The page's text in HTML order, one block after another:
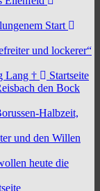
Start
und lockerer“
Lang †
Startseite
den Bock
Halbzeit,
und den Willen
heute die